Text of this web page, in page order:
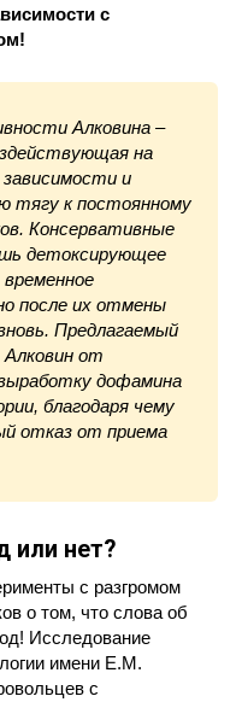
с
Алковина –
на
зависимости и
тягу к постоянному
Консервативные
детоксирующее
после их отмены
Предлагаемый
от
дофамина
благодаря чему
отказ от приема
или нет?
с разгромом
о том, что слова об
Исследование
имени Е.М.
с